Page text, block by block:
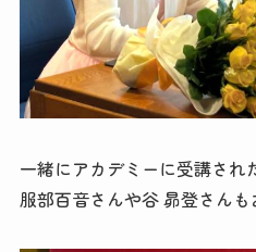
一緒にアカデミーに受講され
服部百音さんや谷 昴登さん